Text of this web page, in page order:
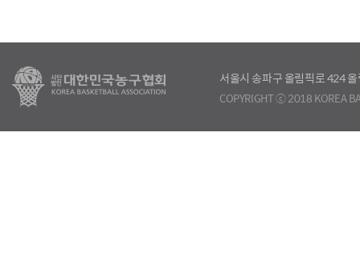
서울시 송파구 올림픽로 424
COPYRIGHT ⓒ 2018 KOREA